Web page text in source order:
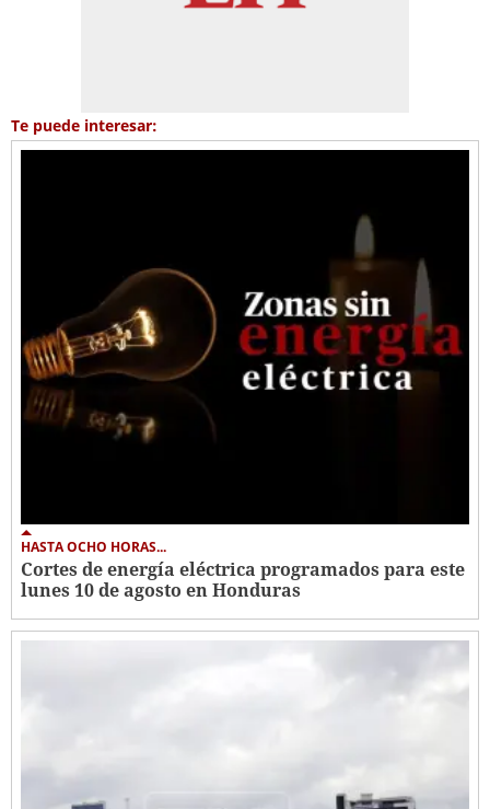
Te puede interesar:
HASTA OCHO HORAS...
Cortes de energía eléctrica programados para este
lunes 10 de agosto en Honduras